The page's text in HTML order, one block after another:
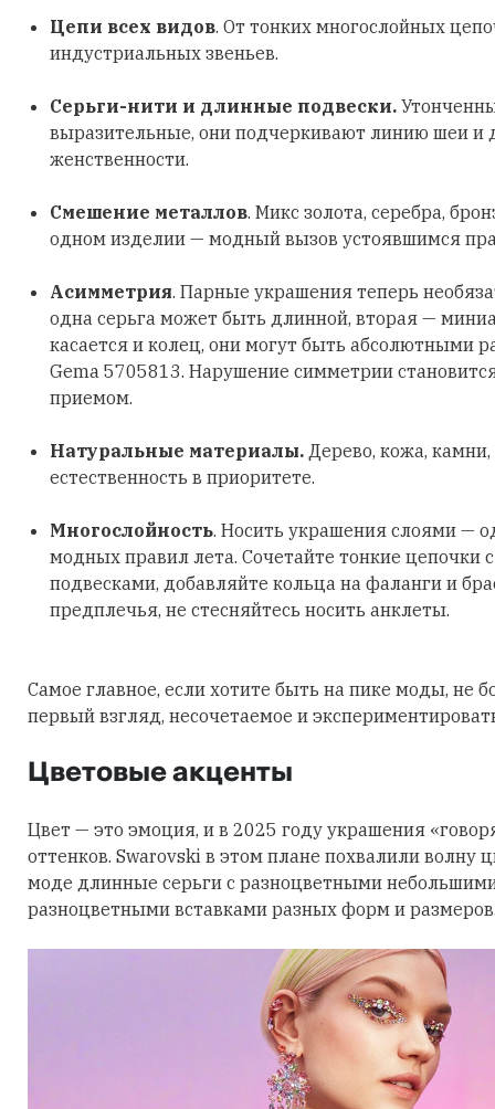
Цепи всех видов. От тонких многослойных
индустриальных звеньев.
Серьги-нити и длинные подвески.
выразительные, они подчеркивают линию шеи и
женственности.
Смешение металлов. Микс золота, серебра,
одном изделии — модный вызов устоявшимся
Асимметрия. Парные украшения теперь
одна серьга может быть длинной, вторая —
касается и колец, они могут быть абсолютными
Gema 5705813. Нарушение симметрии
приемом.
Натуральные материалы. Дерево, кожа,
естественность в приоритете.
Многослойность. Носить украшения слоями —
модных правил лета. Сочетайте тонкие цепочки
подвесками, добавляйте кольца на фаланги и
предплечья, не стесняйтесь носить анклеты.
Самое главное, если хотите быть на пике моды, не
первый взгляд, несочетаемое и
Цветовые акценты
Цвет — это эмоция, и в 2025 году украшения
оттенков. Swarovski в этом плане похвалили волну
моде длинные серьги с разноцветными
разноцветными вставками разных форм и